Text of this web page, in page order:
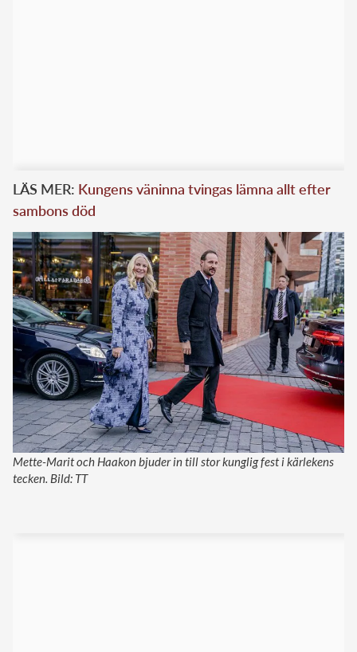
LÄS MER: Kungens väninna tvingas lämna allt efter
sambons död
Mette-Marit och Haakon bjuder in till stor kunglig fest i kärlekens
tecken. Bild: TT